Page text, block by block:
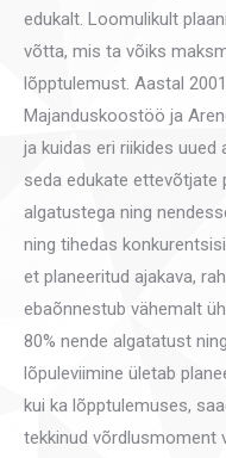
edukalt. Loomulikult
võtta, mis ta võiks
lõpptulemust. Aastal
Majanduskoostöö ja
ja kuidas eri riikides
seda edukate ettevõtjate
algatustega ning
ning tihedas
et planeeritud ajakava,
ebaõnnestub vähemalt
80% nende algatatust
lõpuleviimine ületab
kui ka lõpptulemuses,
tekkinud võrdlusmoment